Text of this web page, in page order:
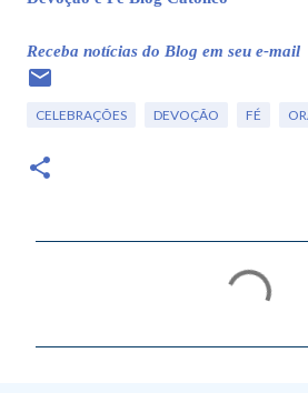
Receba notícias do Blog em seu e-mail
CELEBRAÇÕES DEVOÇÃO FÉ